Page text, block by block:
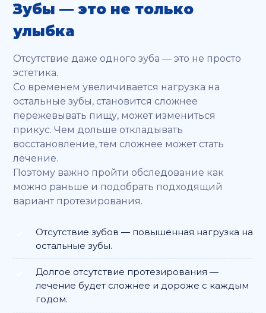
Зубы — это не только
улыбка
Отсутствие даже одного зуба — это не просто
эстетика.
Со временем увеличивается нагрузка на
остальные зубы, становится сложнее
пережевывать пищу, может измениться
прикус. Чем дольше откладывать
восстановление, тем сложнее может стать
лечение.
Поэтому важно пройти обследование как
можно раньше и подобрать подходящий
вариант протезирования.
Отсутствие зубов — повышенная нагрузка на
остальные зубы.
Долгое отсутствие протезирования —
лечение будет сложнее и дороже с каждым
годом.